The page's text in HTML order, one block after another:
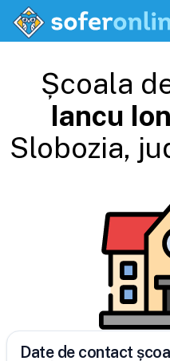
Școala
Iancu
Slobozia,
Date de contact